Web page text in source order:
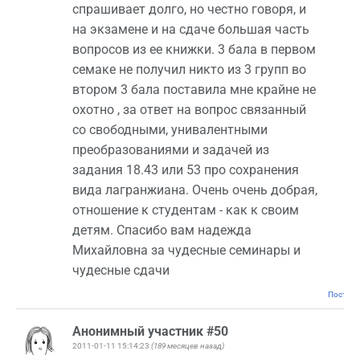
спрашивает долго, но честно говоря, и
на экзамене и на сдаче большая часть
вопросов из ее книжки. 3 бала в первом
семаке не получил никто из 3 групп во
втором 3 бала поставила мне крайне не
охотно , за ответ на вопрос связанный
со свободными, унивалентными
преобразованиями и задачей из
задания 18.43 или 53 про сохранения
вида лагранжиана. Очень очень добрая,
отношение к студентам - как к своим
детям. Спасибо вам надежда
Михайловна за чудесные семинары и
чудесные сдачи
Анонимный участник #50
2011-01-11 15:14:23 (189 месяцев назад)